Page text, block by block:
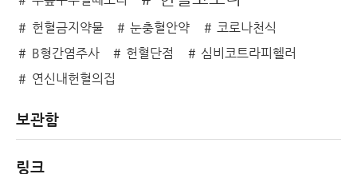
헌혈금지약물 눈충혈안약
코로나천식
B형간염주사
헌혈단점
심비코트라피헬러
연신내헌혈의집
보관함
링크